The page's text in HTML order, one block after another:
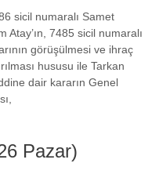
sicil numaralı Samet
Atay’ın, 7485 sicil numaralı
görüşülmesi ve ihraç
hususu ile Tarkan
dair kararın Genel
Pazar)